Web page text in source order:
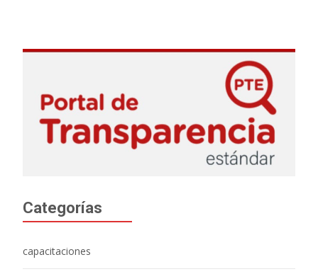
Categorías
capacitaciones